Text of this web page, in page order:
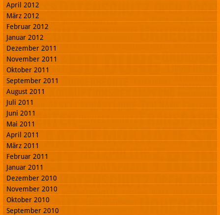
April 2012
März 2012
Februar 2012
Januar 2012
Dezember 2011
November 2011
Oktober 2011
September 2011
August 2011
Juli 2011
Juni 2011
Mai 2011
April 2011
März 2011
Februar 2011
Januar 2011
Dezember 2010
November 2010
Oktober 2010
September 2010